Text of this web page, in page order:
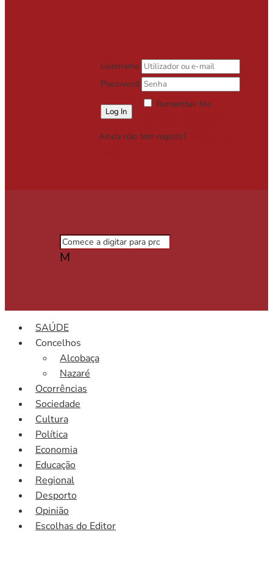
Username
Password
Remember Me
Ainda não tem registo?
M
SAÚDE
Concelhos
Alcobaça
Nazaré
Ocorrências
Sociedade
Cultura
Política
Economia
Educação
Regional
Desporto
Opinião
Escolhas do Editor